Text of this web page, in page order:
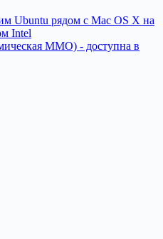
Ubuntu рядом с Mac OS X на
Intel
MMO) - доступна в